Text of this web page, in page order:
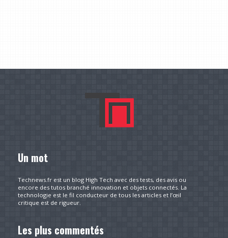
Un mot
Technews.fr est un blog High Tech avec des tests, des avis ou
encore des tutos branché innovation et objets connectés. La
technologie est le fil conducteur de tous les articles et l’œil
critique est de rigueur.
Les plus commentés